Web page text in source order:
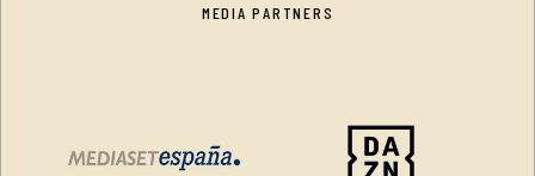
MEDIA PARTNERS